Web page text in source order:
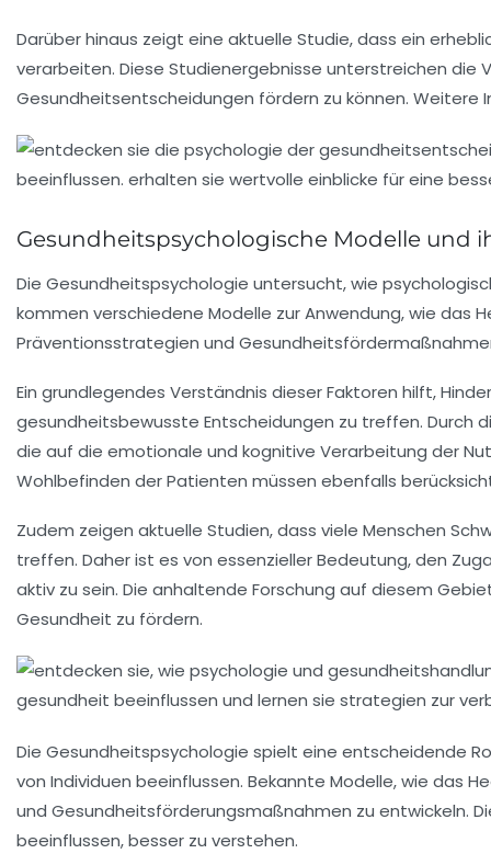
Darüber hinaus zeigt eine aktuelle Studie, dass ein
verarbeiten. Diese Studienergebnisse unterstreichen
Gesundheitsentscheidungen fördern zu können.
Gesundheitspsychologische Modelle und
Die Gesundheitspsychologie untersucht, wie
kommen verschiedene Modelle zur Anwendung, wie das
Präventionsstrategien und
Ein grundlegendes Verständnis dieser Faktoren hilft,
gesundheitsbewusste Entscheidungen zu treffen. Durch
die auf die emotionale und kognitive Verarbeitung der
Wohlbefinden der Patienten müssen ebenfalls
Zudem zeigen aktuelle Studien, dass viele Menschen
treffen. Daher ist es von essenzieller Bedeutung, den
aktiv zu sein. Die anhaltende Forschung auf diesem
Gesundheit zu fördern.
Die Gesundheitspsychologie spielt eine entscheidende
von Individuen beeinflussen. Bekannte Modelle, wie das
und Gesundheitsförderungsmaßnahmen zu entwickeln.
beeinflussen, besser zu verstehen.